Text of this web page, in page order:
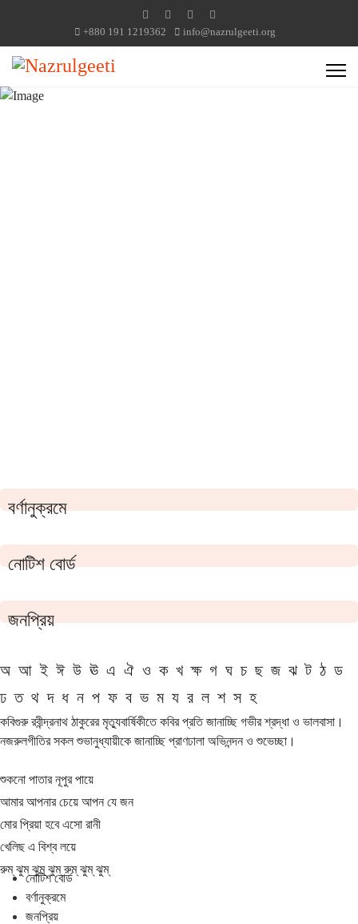
+880 191 1219362 info@nazrulgeeti.org
বর্ণানুক্রমে
নোটিশ বোর্ড
জনপ্রিয়
অ আ ই ঈ উ ঊ এ ঐ ও ক খ ক্ষ গ ঘ চ ছ জ ঝ ট ঠ ড
ঢ ত থ দ ধ ন প ফ ব ভ ম য র ল শ স হ
কবিগুরু রবীন্দ্রনাথ ঠাকুরের মৃত্যুবার্ষিকীতে কবির প্রতি জানাচ্ছি গভীর শ্রদ্ধা ও ভালবাসা।
নজরুলগীতির সকল শুভানুধ্যায়ীকে জানাচ্ছি প্রাণঢালা অভিনন্দন ও শুভেচ্ছা।
শুকনো পাতার নূপুর পায়ে
আমার আপনার চেয়ে আপন যে জন
মোর প্রিয়া হবে এসো রানী
খেলিছ এ বিশ্ব লয়ে
রুম্ ঝুম্ ঝুম্ ঝুম্ রুম্ ঝুম্ ঝুম্
নোটিশ বোর্ড
বর্ণানুক্রমে
জনপ্রিয়